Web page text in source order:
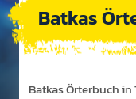
Batkas
Batkas Örterbuch in